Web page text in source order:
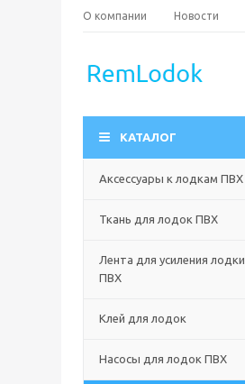
О компании Новости
КАТАЛОГ
Аксессуары к лодкам ПВХ
Ткань для лодок ПВХ
Лента для усиления лодки
ПВХ
Клей для лодок
Насосы для лодок ПВХ